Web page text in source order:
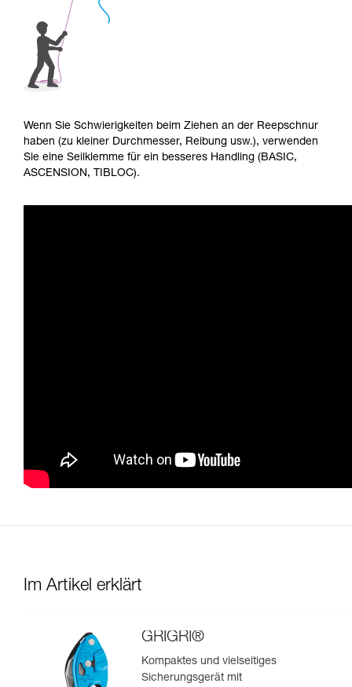
Wenn Sie Schwierigkeiten beim Ziehen an der Reepschnur
haben (zu kleiner Durchmesser, Reibung usw.), verwenden
Sie eine Seilklemme für ein besseres Handling (BASIC,
ASCENSION, TIBLOC).
Im Artikel erklärt
GRIGRI®
Kompaktes und vielseitiges
Sicherungsgerät mit